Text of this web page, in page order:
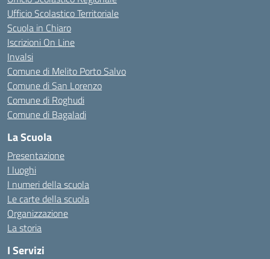
Ufficio Scolastico Territoriale
Scuola in Chiaro
Iscrizioni On Line
Invalsi
Comune di Melito Porto Salvo
Comune di San Lorenzo
Comune di Roghudi
Comune di Bagaladi
La Scuola
Presentazione
I luoghi
I numeri della scuola
Le carte della scuola
Organizzazione
La storia
I Servizi